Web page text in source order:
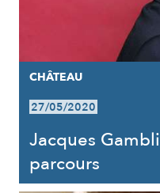
CHÂTEAU
27/05/2020
Jacques
parcours